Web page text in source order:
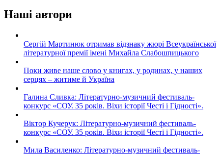
Наші автори
Сергій Мартинюк отримав відзнаку жюрі Всеукраїнської
літературної премії імені Михайла Слабошпицького
Поки живе наше слово у книгах, у родинах, у наших
серцях – житиме й Україна
Галина Сливка: Літературно-музичний фестиваль-
конкурс «СОУ. 35 років. Віхи історії Честі і Гідності».
Віктор Кучерук: Літературно-музичний фестиваль-
конкурс «СОУ. 35 років. Віхи історії Честі і Гідності».
Мила Василенко: Літературно-музичний фестиваль-